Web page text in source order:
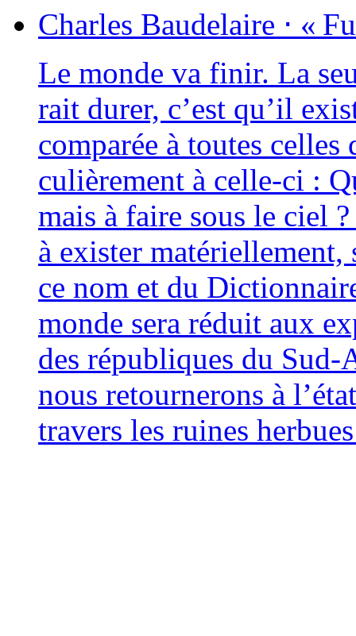
Charles Baudelaire ⋅ «
Le monde va finir. La
rait durer, c’est qu’il
com­pa­rée à toutes
cu­liè­re­ment à celle-ci :
mais à faire sous le ciel
à exis­ter maté­riel­le­ment,
ce nom et du
monde sera réduit aux
des répu­bliques du Sud-
nous retour­ne­rons à
tra­vers les ruines